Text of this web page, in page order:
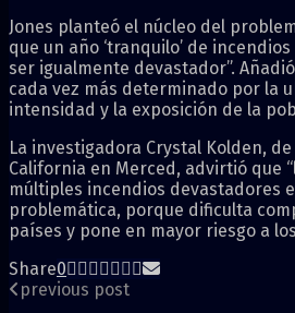
Jones planteó el núcleo del
que un año ‘tranquilo’ de
ser igualmente devastador”.
cada vez más determinado por la
intensidad y la exposición de la
La investigadora Crystal Kolden,
California en Merced, advirtió que
múltiples incendios devastadores
problemática, porque dificulta
países y pone en mayor riesgo a
Share0
previous post